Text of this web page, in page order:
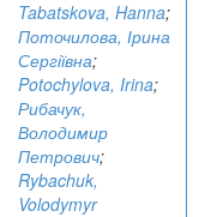
Tabatskova, Hanna;
Поточилова, Ірина
Сергіївна;
Potochylova, Irina;
Рибачук,
Володимир
Петрович;
Rybachuk,
Volodymyr